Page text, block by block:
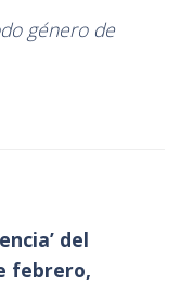
género de
del
febrero,